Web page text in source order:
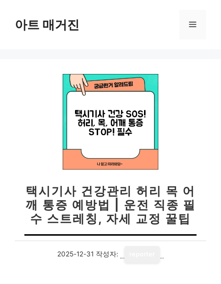
아트 매거진 메
택시기사 건강관리 허리 목 어
깨 통증 예방법 | 운전 직종 필
수 스트레칭, 자세 교정 꿀팁
2025-12-31 작성자: